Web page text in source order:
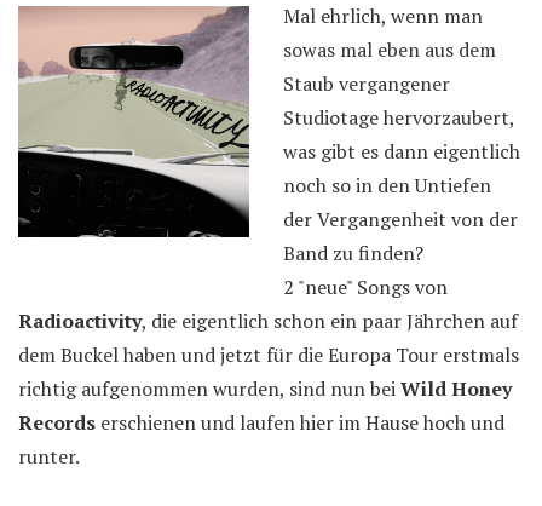
Mal ehrlich, wenn man
sowas mal eben aus dem
Staub vergangener
Studiotage hervorzaubert,
was gibt es dann eigentlich
noch so in den Untiefen
der Vergangenheit von der
Band zu finden?
2 "neue" Songs von
Radioactivity, die eigentlich schon ein paar Jährchen auf
dem Buckel haben und jetzt für die Europa Tour erstmals
richtig aufgenommen wurden, sind nun beiWild Honey
Records erschienen und laufen hier im Hause hoch und
runter.